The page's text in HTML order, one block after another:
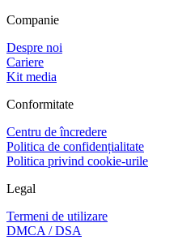
Companie
Despre noi
Cariere
Kit media
Conformitate
Centru de încredere
Politica de confidențialitate
Politica privind cookie-urile
Legal
Termeni de utilizare
DMCA / DSA